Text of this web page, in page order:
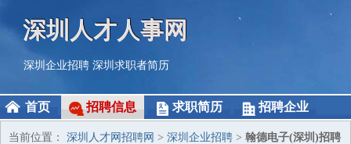
深圳人才人事网
深圳企业招聘 深圳求职者简历
首页 招聘信息 求职简历 招聘企业
当前位置： 深圳人才网招聘网 > 深圳企业招聘 > 翰德电子(深圳)招聘